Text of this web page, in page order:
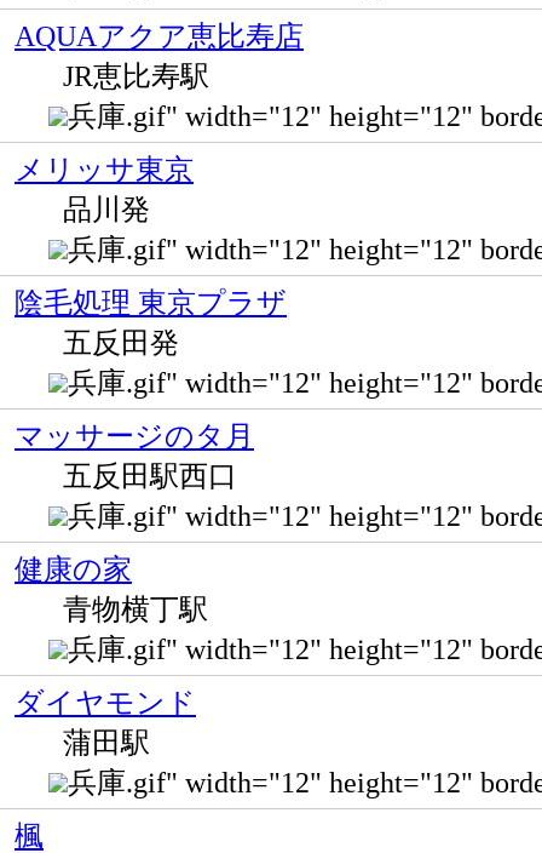
AQUAアクア恵比寿店
JR恵比寿駅
兵庫.gif" width="12" height="12"
メリッサ東京
品川発
兵庫.gif" width="12" height="12"
陰毛処理 東京プラザ
五反田発
兵庫.gif" width="12" height="12"
マッサージのタ月
五反田駅西口
兵庫.gif" width="12" height="12"
健康の家
青物横丁駅
兵庫.gif" width="12" height="12"
ダイヤモンド
蒲田駅
兵庫.gif" width="12" height="12"
楓